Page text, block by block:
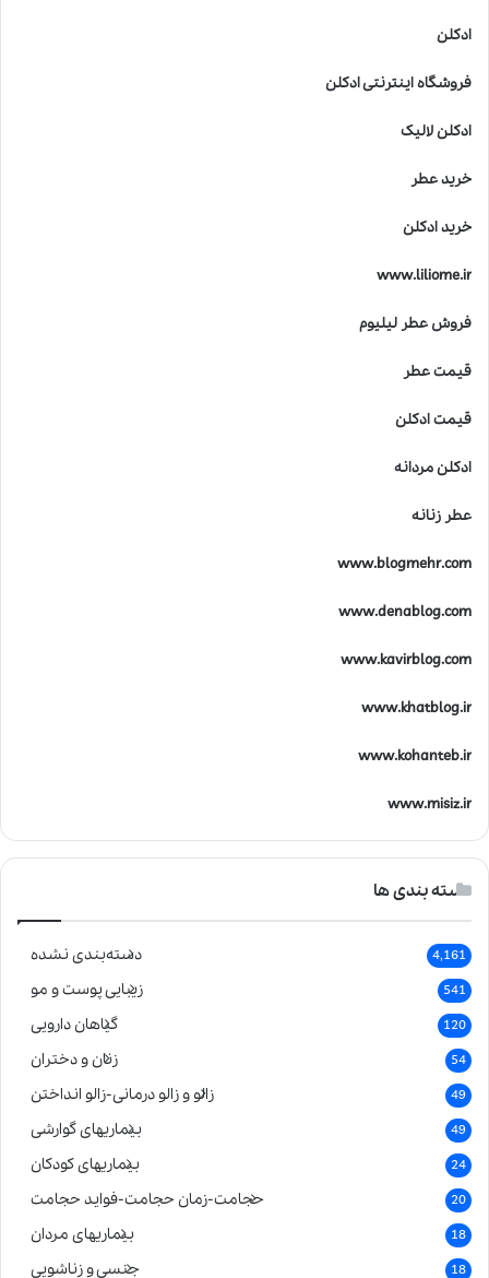
ادکلن
فروشگاه اینترنتی ادکلن
ادکلن لالیک
خرید عطر
خرید ادکلن
www.liliome.ir
فروش عطر لیلیوم
قیمت عطر
قیمت ادکلن
ادکلن مردانه
عطر زنانه
www.blogmehr.com
www.denablog.com
www.kavirblog.com
www.khatblog.ir
www.kohanteb.ir
www.misiz.ir
دسته بندی ها
دسته‌بندی نشده 4,161
زیبایی پوست و مو 541
گیاهان دارویی 120
زنان و دختران 54
زالو و زالو درمانی-زالو انداختن 49
بیماریهای گوارشی 49
بیماریهای کودکان 24
حجامت-زمان حجامت-فواید حجامت 20
بیماریهای مردان 18
جنسی و زناشویی 18